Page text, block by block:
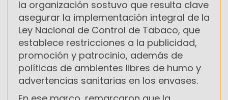
la organización sostuvo que resulta clave
asegurar la implementación integral de la
Ley Nacional de Control de Tabaco, que
establece restricciones a la publicidad,
promoción y patrocinio, además de
políticas de ambientes libres de humo y
advertencias sanitarias en los envases.